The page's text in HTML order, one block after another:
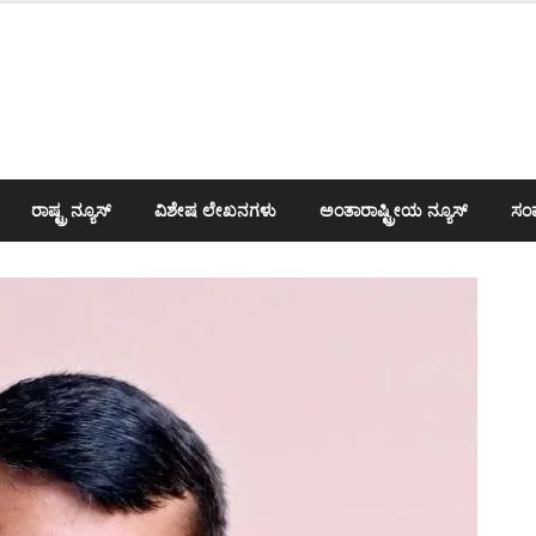
ರಾಷ್ಟ್ರ ನ್ಯೂಸ್ ವಿಶೇಷ ಲೇಖನಗಳು ಅಂತಾರಾಷ್ಟ್ರೀಯ ನ್ಯೂಸ್